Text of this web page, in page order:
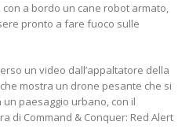
a bordo un cane robot armato,
pronto a fare fuoco sulle
un video dall’appaltatore della
mostra un drone pesante che si
paesaggio urbano, con il
di Command & Conquer: Red Alert